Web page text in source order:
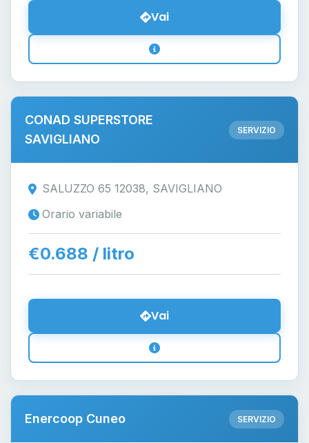
Vai
CONAD SUPERSTORE
SAVIGLIANO
SERVIZIO
SALUZZO 65 12038, SAVIGLIANO
Orario variabile
€0.688 / litro
Vai
Enercoop Cuneo SERVIZIO